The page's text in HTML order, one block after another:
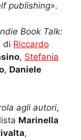
publishing».
Book Talk:
di Riccardo
, Stefania
, Daniele
agli autori,
Marinella
,